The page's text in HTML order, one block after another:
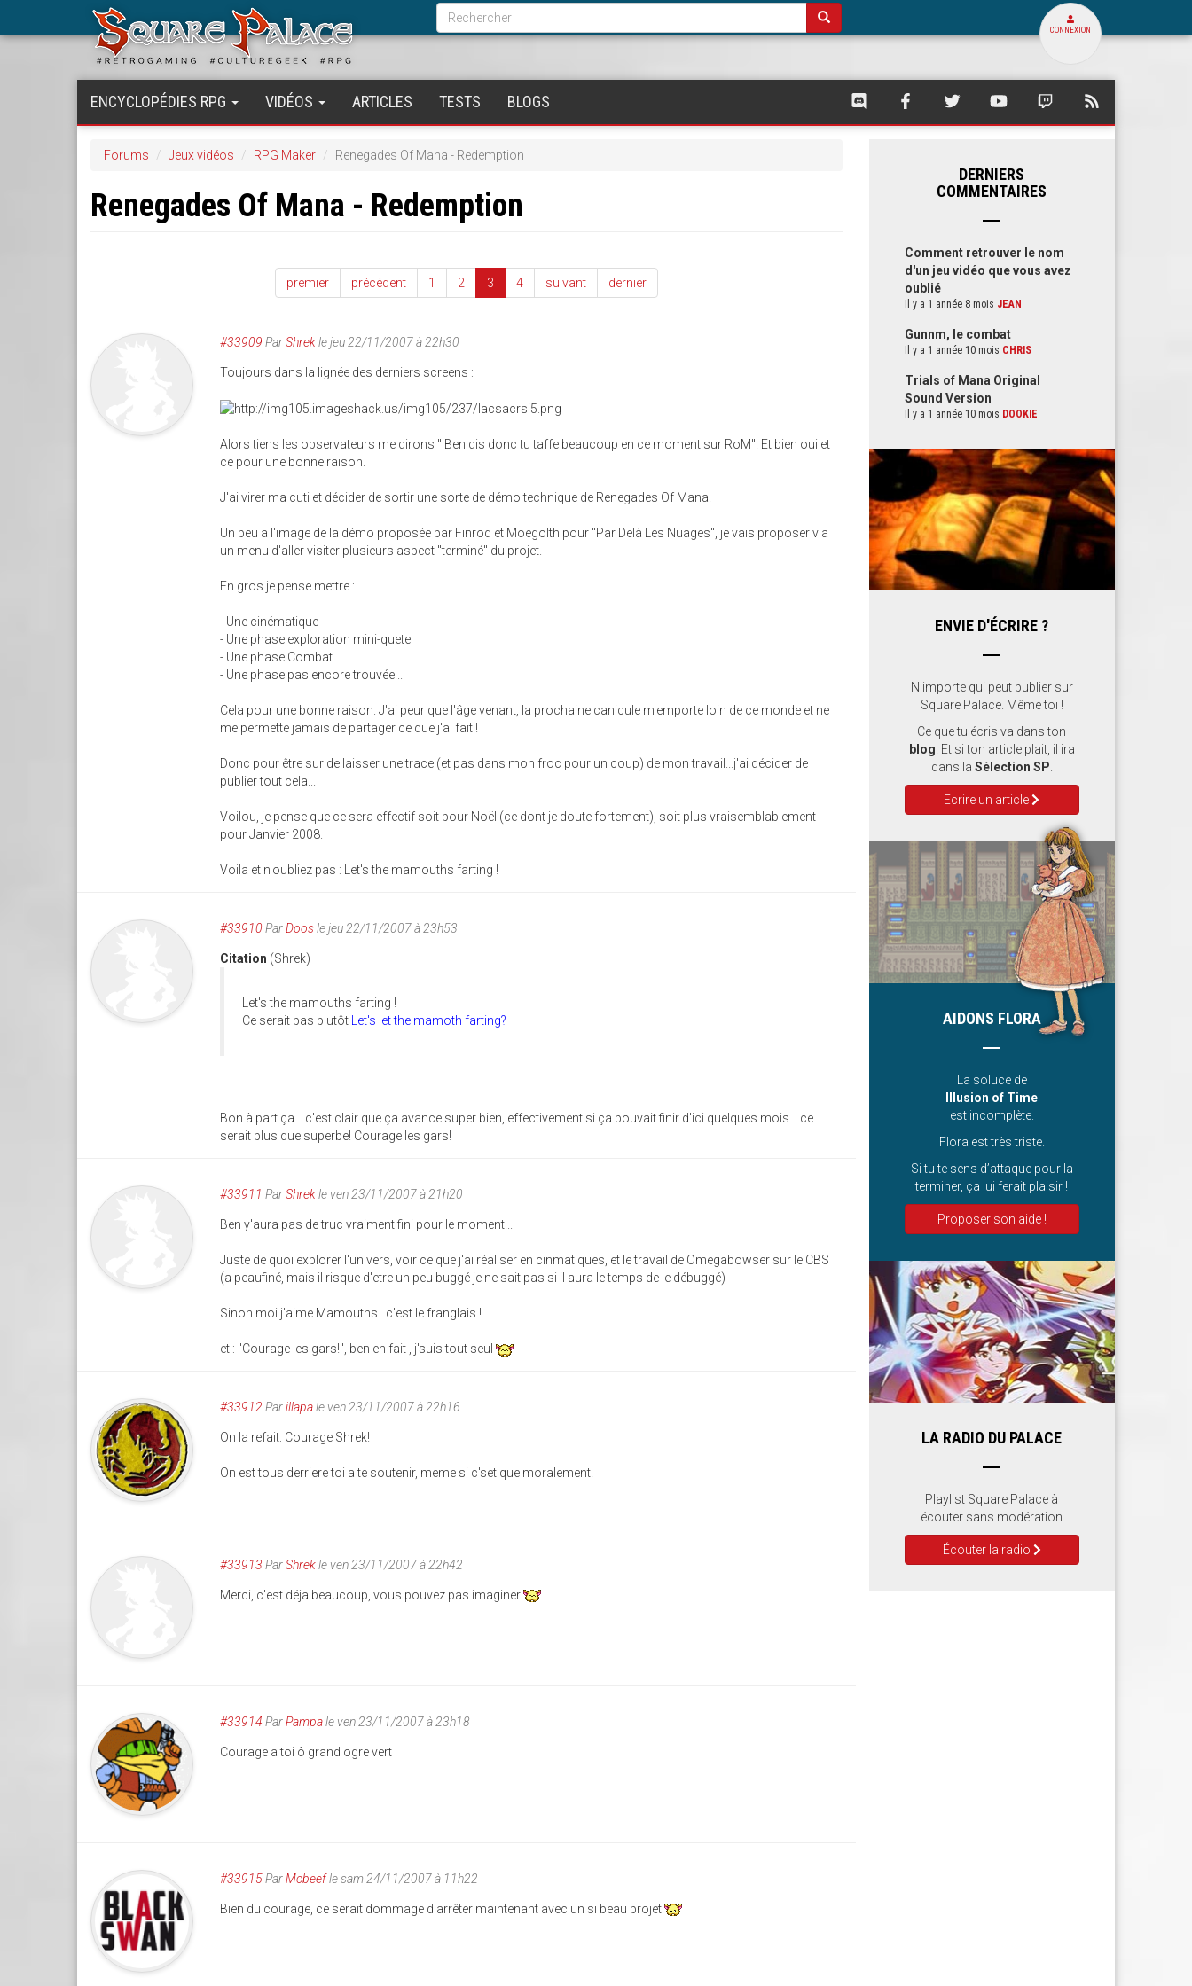
Formulaire
de
recherche
Rechercher
CONNEXION
ENCYCLOPÉDIES RPG VIDÉOS ARTICLES TESTS BLOGS
SQUARE
SQUARE SQUARE SQUARE SQUARE
Forums Jeux vidéos RPG Maker Renegades Of Mana - Redemption
Renegades Of Mana - Redemption
premier précédent 1 2 3 4 suivant dernier
#33909 ParShrekle jeu 22/11/2007 à 22h30
Toujours dans la lignée des derniers screens :
Alors tiens les observateurs me dirons " Ben dis donc tu taffe beaucoup en ce moment sur RoM". Et bien oui et
ce pour une bonne raison.
J'ai virer ma cuti et décider de sortir une sorte de démo technique de Renegades Of Mana.
Un peu a l'image de la démo proposée par Finrod et Moegolth pour "Par Delà Les Nuages", je vais proposer via
un menu d'aller visiter plusieurs aspect "terminé" du projet.
En gros je pense mettre :
- Une cinématique
- Une phase exploration mini-quete
- Une phase Combat
- Une phase pas encore trouvée...
Cela pour une bonne raison. J'ai peur que l'âge venant, la prochaine canicule m'emporte loin de ce monde et ne
me permette jamais de partager ce que j'ai fait !
Donc pour être sur de laisser une trace (et pas dans mon froc pour un coup) de mon travail...j'ai décider de
publier tout cela...
Voilou, je pense que ce sera effectif soit pour Noël (ce dont je doute fortement), soit plus vraisemblablement
pour Janvier 2008.
Voila et n'oubliez pas : Let's the mamouths farting !
#33910 ParDoosle jeu 22/11/2007 à 23h53
Citation (Shrek)
Let's the mamouths farting !
Ce serait pas plutôt Let's let the mamoth farting?
Bon à part ça... c'est clair que ça avance super bien, effectivement si ça pouvait finir d'ici quelques mois... ce
serait plus que superbe! Courage les gars!
#33911 ParShrekle ven 23/11/2007 à 21h20
Ben y'aura pas de truc vraiment fini pour le moment...
Juste de quoi explorer l'univers, voir ce que j'ai réaliser en cinmatiques, et le travail de Omegabowser sur le CBS
(a peaufiné, mais il risque d'etre un peu buggé je ne sait pas si il aura le temps de le débuggé)
Sinon moi j'aime Mamouths...c'est le franglais !
et : "Courage les gars!", ben en fait , j'suis tout seul
#33912 Parillapale ven 23/11/2007 à 22h16
On la refait: Courage Shrek!
On est tous derriere toi a te soutenir, meme si c'set que moralement!
#33913 ParShrekle ven 23/11/2007 à 22h42
Merci, c'est déja beaucoup, vous pouvez pas imaginer
#33914 ParPampale ven 23/11/2007 à 23h18
Courage a toi ô grand ogre vert
#33915ParMcbeefle sam 24/11/2007 à 11h22
Bien du courage, ce serait dommage d'arrêter maintenant avec un si beau projet
DERNIERS
COMMENTAIRES
Comment retrouver le nom
d'un jeu vidéo que vous avez
oublié
Il y a 1 année 8 mois JEAN
Gunnm, le combat
Il y a 1 année 10 mois CHRIS
Trials of Mana Original
Sound Version
Il y a 1 année 10 mois DOOKIE
ENVIE D'ÉCRIRE ?
N'importe qui peut publier sur
Square Palace. Même toi !
Ce que tu écris va dans ton
blog . Et si ton article plait, il ira
dans la Sélection SP
Ecrire un article
AIDONS FLORA
La soluce de
Illusion of Time
est incomplète.
Flora est très triste.
Si tu te sens d’attaque pour la
terminer, ça lui ferait plaisir !
Proposer son aide !
LA RADIO DU PALACE
Playlist Square Palace à
écouter sans modération
Écouter la radio